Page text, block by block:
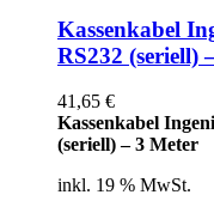
Kassenkabel
RS232 (seriell)
41,65 €
Kassenkabel
(seriell) – 3 Meter
inkl. 19 % MwSt.